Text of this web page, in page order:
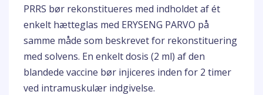
PRRS bør rekonstitueres med indholdet af ét
enkelt hætteglas med ERYSENG PARVO på
samme måde som beskrevet for rekonstituering
med solvens. En enkelt dosis (2 ml) af den
blandede vaccine bør injiceres inden for 2 timer
ved intramuskulær indgivelse.